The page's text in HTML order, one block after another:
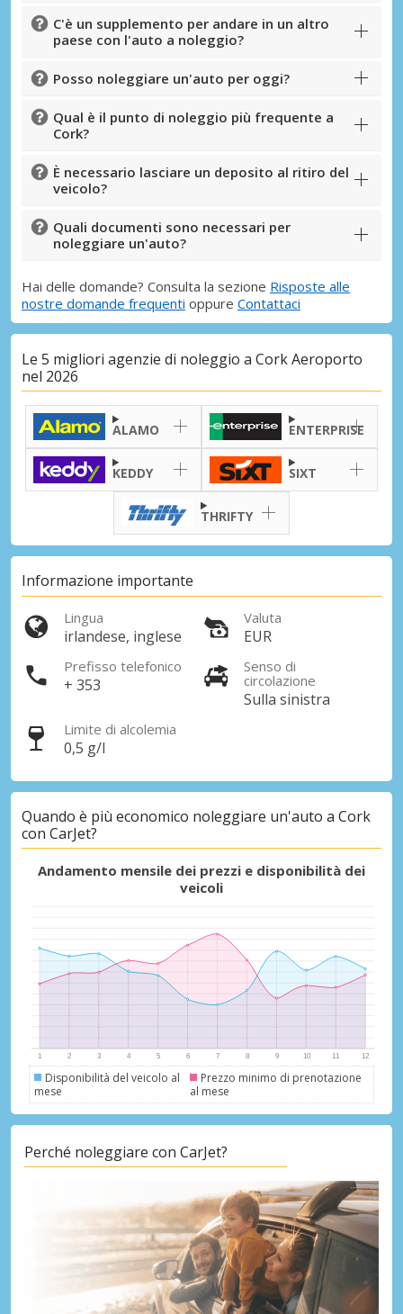
Sconti speciali
Accedi alle offerte esclusive dei nostri
fornitori
Accedi con eLink
C'è un supplemento per andare in un altro
paese con l'auto a noleggio?
Posso noleggiare un'auto per oggi?
Qual è il punto di noleggio più frequente a
Cork?
È necessario lasciare un deposito al ritiro del
veicolo?
Quali documenti sono necessari per
noleggiare un'auto?
Hai delle domande? Consulta la sezione Risposte alle
nostre domande frequenti oppure Contattaci
Le 5 migliori agenzie di noleggio a Cork Aeroporto
nel 2026
ALAMO ENTERPRISE
KEDDY SIXT
THRIFTY
Informazione importante
Lingua
irlandese, inglese
Valuta
EUR
Prefisso telefonico
+ 353
Senso di
circolazione
Sulla sinistra
Limite di alcolemia
0,5 g/l
Quando è più economico noleggiare un'auto a Cork
con CarJet?
Andamento mensile dei prezzi e disponibilità dei
veicoli
Disponibilità del veicolo al
mese
Prezzo minimo di prenotazione
al mese
Perché noleggiare con CarJet?